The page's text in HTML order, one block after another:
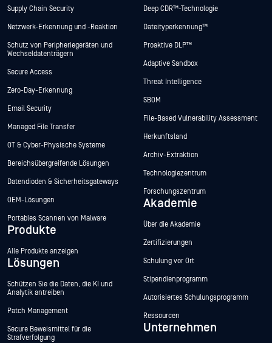
Supply Chain Security
Netzwerk-Erkennung und -Reaktion
Schutz von Peripheriegeräten und
Wechseldatenträgern
Secure Access
Zero-Day-Erkennung
Email Security
Managed File Transfer
OT & Cyber-Physische Systeme
Bereichsübergreifende Lösungen
Datendioden & Sicherheitsgateways
OEM-Lösungen
Portables Scannen von Malware
Produkte
Alle Produkte anzeigen
Lösungen
Schützen Sie die Daten, die KI und
Analytik antreiben
Patch Management
Secure Beweismittel für die
Strafverfolgung
Deep CDR™-Technologie
Dateityperkennung™
Proaktive DLP™
Adaptive Sandbox
Threat Intelligence
SBOM
File-Based Vulnerability Assessment
Herkunftsland
Archiv-Extraktion
Technologiezentrum
Forschungszentrum
Akademie
Über die Akademie
Zertifizierungen
Schulung vor Ort
Stipendienprogramm
Autorisiertes Schulungsprogramm
Ressourcen
Unternehmen